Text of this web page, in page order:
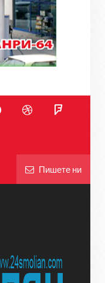
Пишете ни